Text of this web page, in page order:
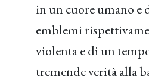
in un cuore umano e
emblemi
violenta e di un
tremende verità alla